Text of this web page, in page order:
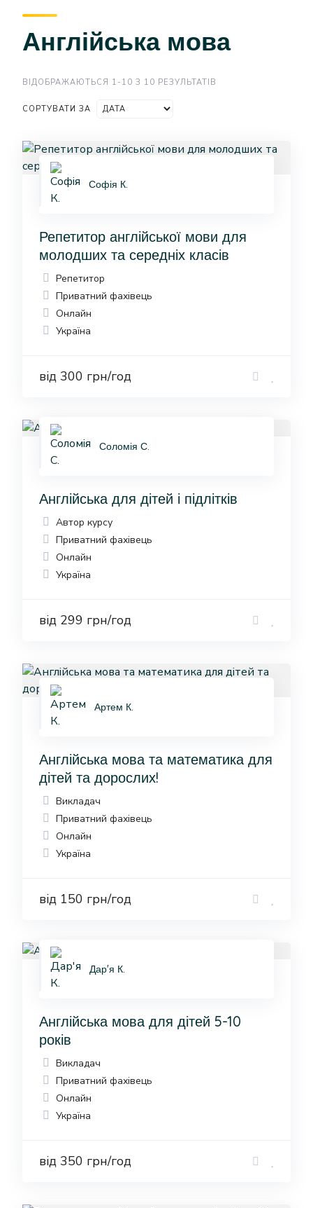
Англійська мова
ВІДОБРАЖАЮТЬСЯ 1-10 З 10 РЕЗУЛЬТАТІВ
СОРТУВАТИ ЗА
Софія К.
Репетитор англійської мови для
молодших та середніх класів
Репетитор
Приватний фахівець
Онлайн
Україна
від 300 грн/год
Соломія С.
Англійська для дітей і підлітків
Автор курсу
Приватний фахівець
Онлайн
Україна
від 299 грн/год
Артем К.
Англійська мова та математика для
дітей та дорослих!
Викладач
Приватний фахівець
Онлайн
Україна
від 150 грн/год
Дар'я К.
Англійська мова для дітей 5-10
років
Викладач
Приватний фахівець
Онлайн
Україна
від 350 грн/год